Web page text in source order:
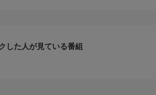
した人が見ている番組